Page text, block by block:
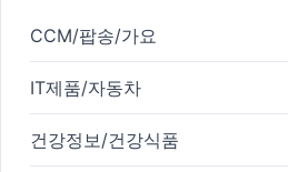
CCM/팝송/가요
IT제품/자동차
건강정보/건강식품